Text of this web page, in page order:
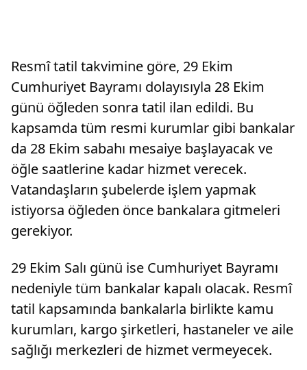
Resmî tatil takvimine göre, 29 Ekim
Cumhuriyet Bayramı dolayısıyla 28 Ekim
günü öğleden sonra tatil ilan edildi. Bu
kapsamda tüm resmi kurumlar gibi bankalar
da 28 Ekim sabahı mesaiye başlayacak ve
öğle saatlerine kadar hizmet verecek.
Vatandaşların şubelerde işlem yapmak
istiyorsa öğleden önce bankalara gitmeleri
gerekiyor.
29 Ekim Salı günü ise Cumhuriyet Bayramı
nedeniyle tüm bankalar kapalı olacak. Resmî
tatil kapsamında bankalarla birlikte kamu
kurumları, kargo şirketleri, hastaneler ve aile
sağlığı merkezleri de hizmet vermeyecek.